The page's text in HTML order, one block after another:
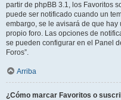
partir de phpBB 3.1, los Favoritos
puede ser notificado cuando un
embargo, se le avisará de que hay
propio foro. Las opciones de
se pueden configurar en el Panel
Foros”.
Arriba
¿Cómo marcar Favoritos o